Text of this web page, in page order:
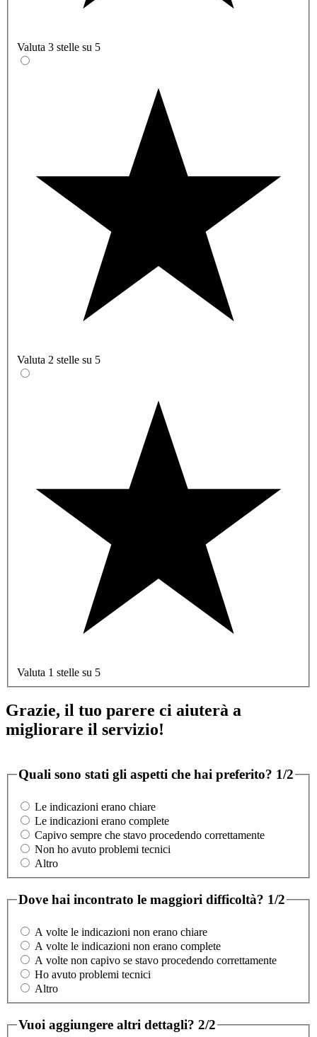
Valuta 3 stelle su 5
Valuta 2 stelle su 5
Valuta 1 stelle su 5
Grazie, il tuo parere ci aiuterà a
migliorare il servizio!
Quali sono stati gli aspetti che hai preferito? 1/2
Le indicazioni erano chiare
Le indicazioni erano complete
Capivo sempre che stavo procedendo correttamente
Non ho avuto problemi tecnici
Altro
Dove hai incontrato le maggiori difficoltà? 1/2
A volte le indicazioni non erano chiare
A volte le indicazioni non erano complete
A volte non capivo se stavo procedendo correttamente
Ho avuto problemi tecnici
Altro
Vuoi aggiungere altri dettagli? 2/2